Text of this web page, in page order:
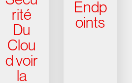
rité
Du
Clou
d voir
la
Endp
oints